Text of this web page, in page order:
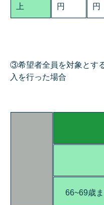
上 円 円
③希望者全員を対象とす
入を行った場合
66~69歳